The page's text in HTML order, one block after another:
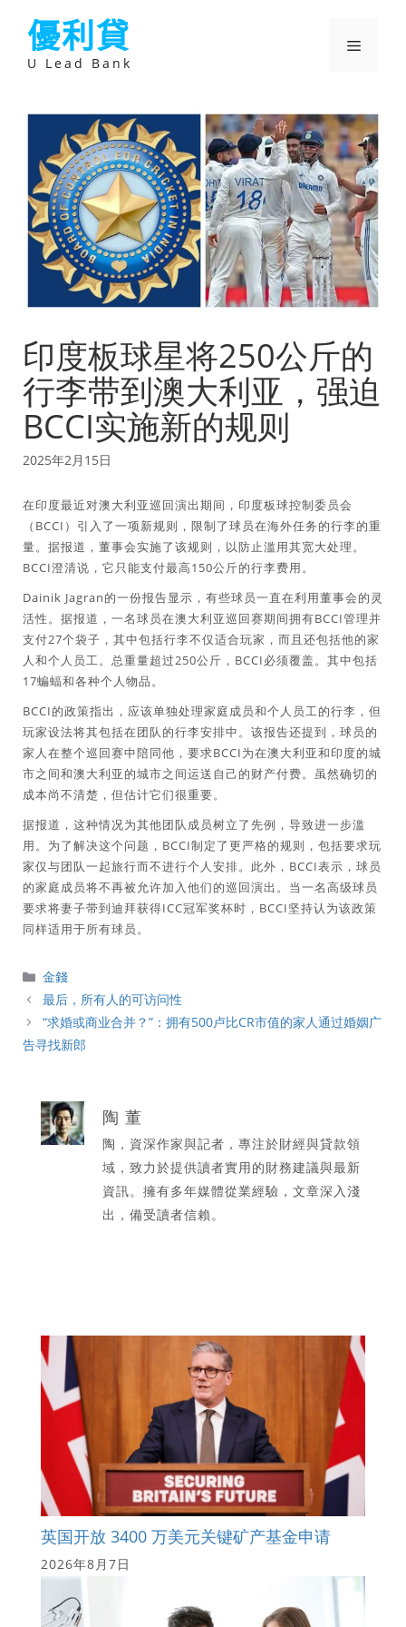
優利貸
U Lead Bank
選
印度板球星将250公斤的
行李带到澳大利亚，强迫
BCCI实施新的规则
2025年2月15日
在印度最近对澳大利亚巡回演出期间，印度板球控制委员会
（BCCI）引入了一项新规则，限制了球员在海外任务的行李的重
量。据报道，董事会实施了该规则，以防止滥用其宽大处理。
BCCI澄清说，它只能支付最高150公斤的行李费用。
Dainik Jagran的一份报告显示，有些球员一直在利用董事会的灵
活性。据报道，一名球员在澳大利亚巡回赛期间拥有BCCI管理并
支付27个袋子，其中包括行李不仅适合玩家，而且还包括他的家
人和个人员工。总重量超过250公斤，BCCI必须覆盖。其中包括
17蝙蝠和各种个人物品。
BCCI的政策指出，应该单独处理家庭成员和个人员工的行李，但
玩家设法将其包括在团队的行李安排中。该报告还提到，球员的
家人在整个巡回赛中陪同他，要求BCCI为在澳大利亚和印度的城
市之间和澳大利亚的城市之间运送自己的财产付费。虽然确切的
成本尚不清楚，但估计它们很重要。
据报道，这种情况为其他团队成员树立了先例，导致进一步滥
用。为了解决这个问题，BCCI制定了更严格的规则，包括要求玩
家仅与团队一起旅行而不进行个人安排。此外，BCCI表示，球员
的家庭成员将不再被允许加入他们的巡回演出。当一名高级球员
要求将妻子带到迪拜获得ICC冠军奖杯时，BCCI坚持认为该政策
同样适用于所有球员。
分
類
金錢
最后，所有人的可访问性
“求婚或商业合并？”：拥有500卢比CR市值的家人通过婚姻广
告寻找新郎
陶 董
陶，資深作家與記者，專注於財經與貸款領
域，致力於提供讀者實用的財務建議與最新
資訊。擁有多年媒體從業經驗，文章深入淺
出，備受讀者信賴。
英国开放 3400 万美元关键矿产基金申请
2026年8月7日